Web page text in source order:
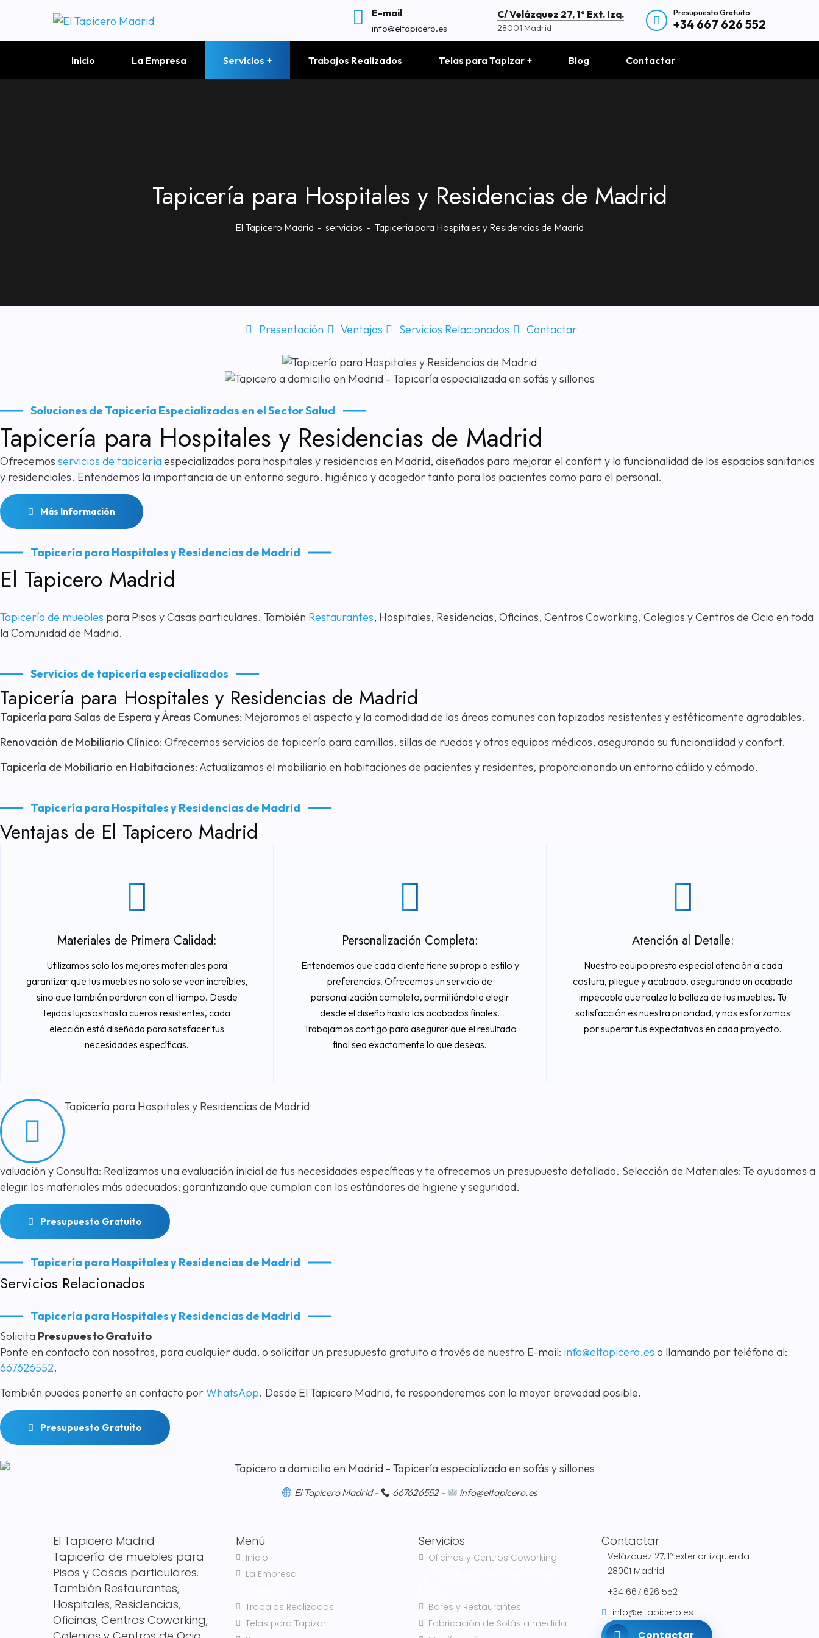
E-mail
info@eltapicero.es
C/ Velázquez 27, 1º Ext. Izq.
28001 Madrid
Presupuesto Gratuito
+34 667 626 552
Inicio La Empresa Servicios Trabajos Realizados Telas para Tapizar Blog Contactar
Tapicería para Hospitales y Residencias de Madrid
El Tapicero Madrid servicios Tapicería para Hospitales y Residencias de Madrid
Presentación Ventajas Servicios Relacionados Contactar
Soluciones de Tapicería Especializadas en el Sector Salud
Tapicería para Hospitales y Residencias de Madrid
Ofrecemos servicios de tapicería especializados para hospitales y residencias en Madrid, diseñados para mejorar el confort y la funcionalidad de los espacios sanitarios
y residenciales. Entendemos la importancia de un entorno seguro, higiénico y acogedor tanto para los pacientes como para el personal.
Más Información
Tapicería para Hospitales y Residencias de Madrid
El Tapicero Madrid
Tapicería de muebles para Pisos y Casas particulares. También Restaurantes, Hospitales, Residencias, Oficinas, Centros Coworking, Colegios y Centros de Ocio en toda
la Comunidad de Madrid.
Servicios de tapicería especializados
Tapicería para Hospitales y Residencias de Madrid
Tapicería para Salas de Espera y Áreas Comunes: Mejoramos el aspecto y la comodidad de las áreas comunes con tapizados resistentes y estéticamente agradables.
Renovación de Mobiliario Clínico: Ofrecemos servicios de tapicería para camillas, sillas de ruedas y otros equipos médicos, asegurando su funcionalidad y confort.
Tapicería de Mobiliario en Habitaciones:Actualizamos el mobiliario en habitaciones de pacientes y residentes, proporcionando un entorno cálido y cómodo.
Tapicería para Hospitales y Residencias de Madrid
Ventajas de El Tapicero Madrid
Materiales de Primera Calidad:
Utilizamos solo los mejores materiales para
garantizar que tus muebles no solo se vean increíbles,
sino que también perduren con el tiempo. Desde
tejidos lujosos hasta cueros resistentes, cada
elección está diseñada para satisfacer tus
necesidades específicas.
Personalización Completa:
Entendemos que cada cliente tiene su propio estilo y
preferencias. Ofrecemos un servicio de
personalización completo, permitiéndote elegir
desde el diseño hasta los acabados finales.
Trabajamos contigo para asegurar que el resultado
final sea exactamente lo que deseas.
Atención al Detalle:
Nuestro equipo presta especial atención a cada
costura, pliegue y acabado, asegurando un acabado
impecable que realza la belleza de tus muebles. Tu
satisfacción es nuestra prioridad, y nos esforzamos
por superar tus expectativas en cada proyecto.
Tapicería para Hospitales y Residencias de Madrid
valuación y Consulta: Realizamos una evaluación inicial de tus necesidades específicas y te ofrecemos un presupuesto detallado. Selección de Materiales: Te ayudamos a
elegir los materiales más adecuados, garantizando que cumplan con los estándares de higiene y seguridad.
Presupuesto Gratuito
Tapicería para Hospitales y Residencias de Madrid
Servicios Relacionados
Tapicería para Hospitales y Residencias de Madrid
Solicita Presupuesto Gratuito
Ponte en contacto con nosotros, para cualquier duda, o solicitar un presupuesto gratuito a través de nuestro E-mail: info@eltapicero.es o llamando por teléfono al:
667626552.
También puedes ponerte en contacto porWhatsApp. Desde El Tapicero Madrid, te responderemos con la mayor brevedad posible.
Presupuesto Gratuito
El Tapicero Madrid - 667626552 - info@eltapicero.es
El Tapicero Madrid
Tapicería de muebles para
Pisos y Casas particulares.
También Restaurantes,
Hospitales, Residencias,
Oficinas, Centros Coworking,
Menú
Inicio
La Empresa
Trabajos Realizados
Telas para Tapizar
Servicios
Oficinas y Centros Coworking
Bares y Restaurantes
Fabricación de Sofás a medida
Contactar
Velázquez 27, 1º exterior izquierda
28001 Madrid
+34 667 626 552
info@eltapicero.es
Contactar